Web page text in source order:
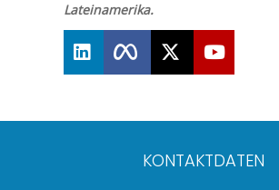
Lateinamerika.
KONTAKTDATEN